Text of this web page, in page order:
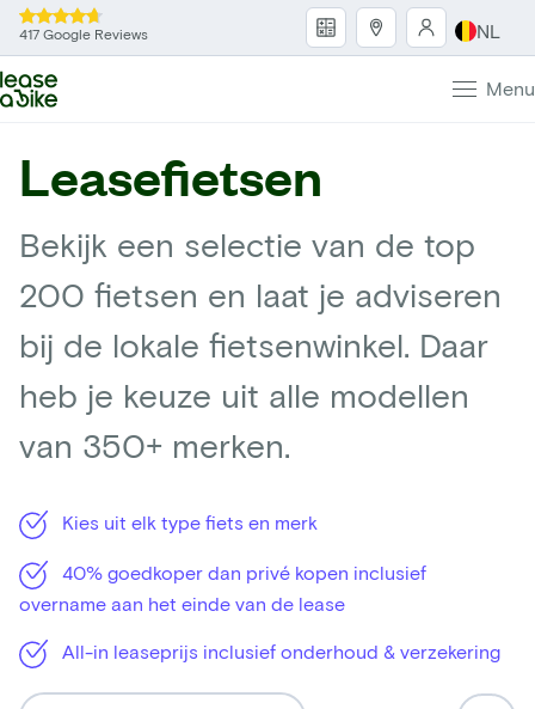
417 Google Reviews NL
Menu
Leasefietsen
Bekijk een selectie van de top
200 fietsen en laat je adviseren
bij de lokale fietsenwinkel. Daar
heb je keuze uit alle modellen
van 350+ merken.
Kies uit elk type fiets en merk
40% goedkoper dan privé kopen inclusief
overname aan het einde van de lease
All-in leaseprijs inclusief onderhoud & verzekering